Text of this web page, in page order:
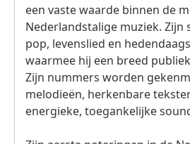
een vaste waarde binnen de
Nederlandstalige muziek. Zijn
pop, levenslied en
waarmee hij een breed
Zijn nummers worden
melodieën, herkenbare
energieke, toegankelijke